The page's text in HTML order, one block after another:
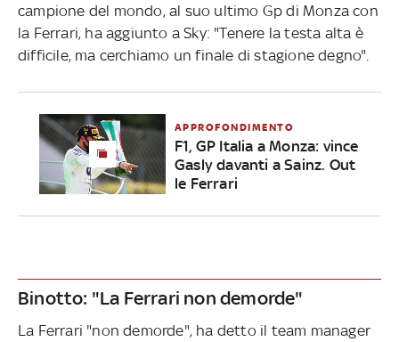
campione del mondo, al suo ultimo Gp di Monza con
la Ferrari, ha aggiunto a Sky: "Tenere la testa alta è
difficile, ma cerchiamo un finale di stagione degno".
APPROFONDIMENTO
F1, GP Italia a Monza: vince
Gasly davanti a Sainz. Out
le Ferrari
Binotto: "La Ferrari non demorde"
La Ferrari "non demorde", ha detto il team manager